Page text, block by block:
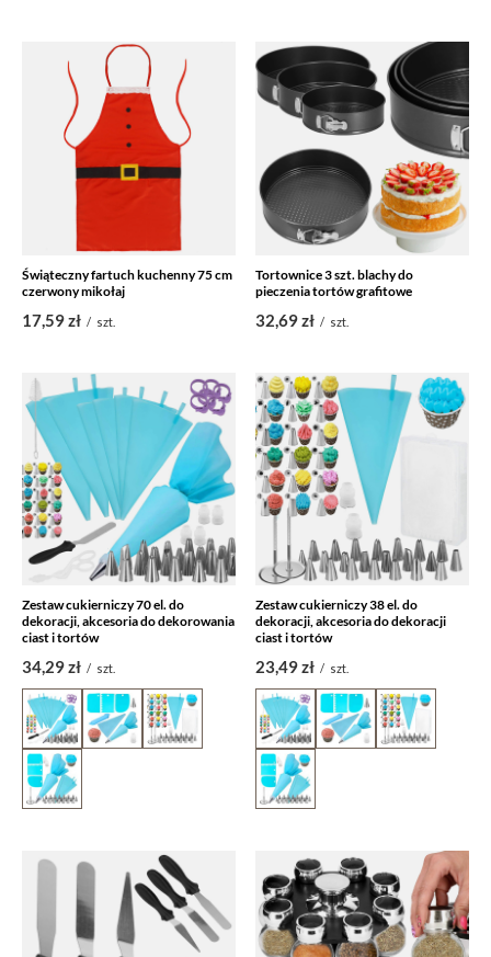
Świąteczny fartuch kuchenny 75 cm
czerwony mikołaj
17,59 zł / szt.
Tortownice 3 szt. blachy do
pieczenia tortów grafitowe
32,69 zł / szt.
Zestaw cukierniczy 70 el. do
dekoracji, akcesoria do dekorowania
ciast i tortów
34,29 zł / szt.
Zestaw cukierniczy 38 el. do
dekoracji, akcesoria do dekoracji
ciast i tortów
23,49 zł / szt.